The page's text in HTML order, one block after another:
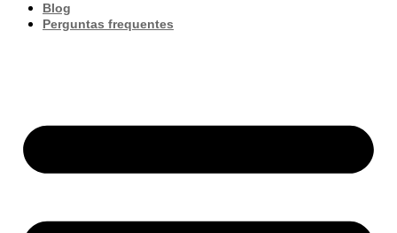
Blog
Perguntas frequentes